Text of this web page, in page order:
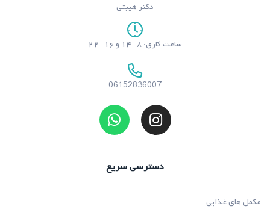
دکتر هیبتی
ساعت کاری: ۸-۱۴ و ۱۶-۲۲
06152836007
دسترسی سریع
مکمل های غذایی